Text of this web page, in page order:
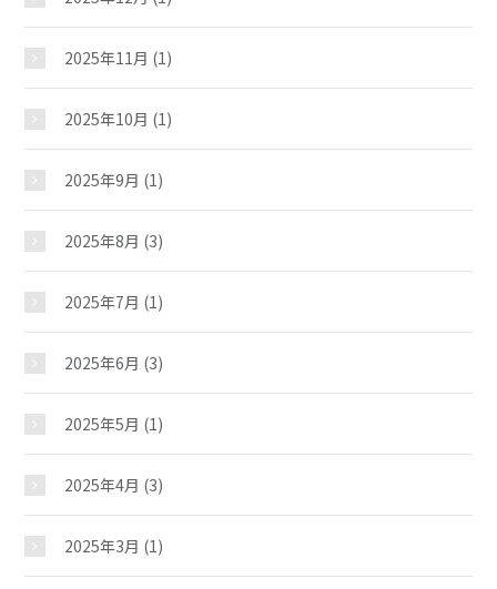
2025年11月 (1)
2025年10月 (1)
2025年9月 (1)
2025年8月 (3)
2025年7月 (1)
2025年6月 (3)
2025年5月 (1)
2025年4月 (3)
2025年3月 (1)